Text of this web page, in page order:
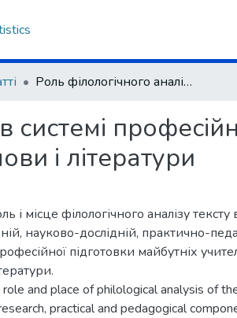
Роль філологічного аналізу тексту в системі професійної підготовки майбутнього вчителя української мови і літератури
системі
і літератури
і місце філологічного аналізу тексту
науково-дослідній, практично-
підготовки майбутніх
and place of philological analysis of
practical and pedagogical